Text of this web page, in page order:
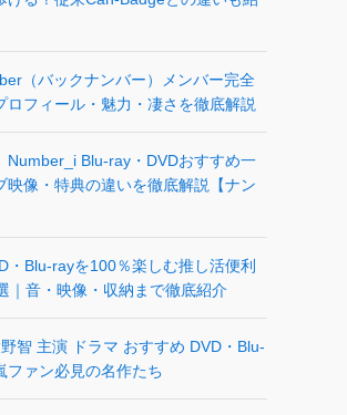
（バックナンバー）メンバー完全
ロフィール・魅力・凄さを徹底解説
Number_i Blu-ray・DVDおすすめ一
映像・特典の違いを徹底解説【ナン
・Blu-rayを100％楽しむ推し活便利
｜音・映像・収納まで徹底紹介
智 主演 ドラマ おすすめ DVD・Blu-
ファン必見の名作たち